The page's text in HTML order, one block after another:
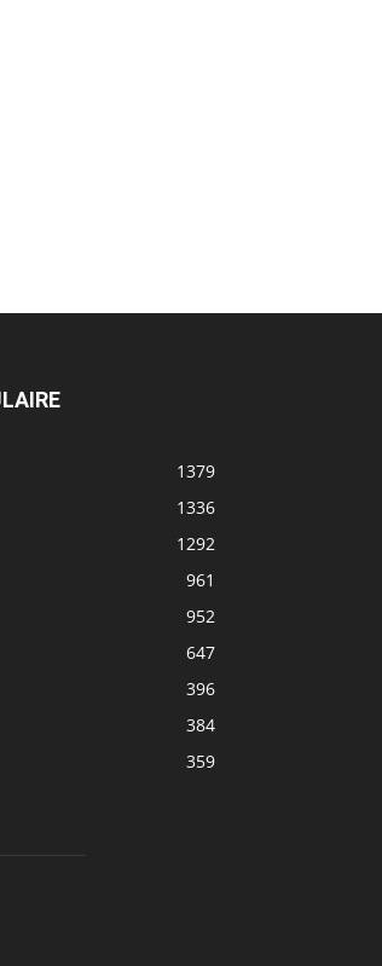
1379
1336
1292
961
952
647
396
384
359